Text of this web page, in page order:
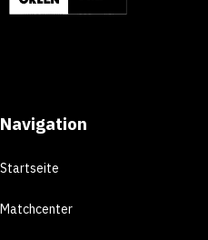
Navigation
Startseite
Matchcenter